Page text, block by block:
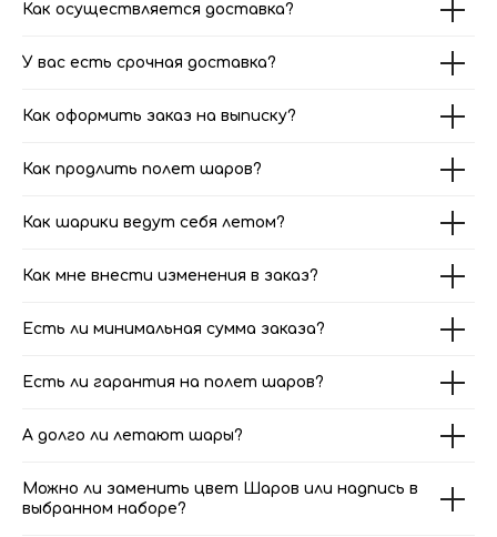
Как осуществляется доставка?
У вас есть срочная доставка?
Как оформить заказ на выписку?
Как продлить полет шаров?
Как шарики ведут себя летом?
Как мне внести изменения в заказ?
Есть ли минимальная сумма заказа?
Есть ли гарантия на полет шаров?
А долго ли летают шары?
Можно ли заменить цвет Шаров или надпись в
выбранном наборе?